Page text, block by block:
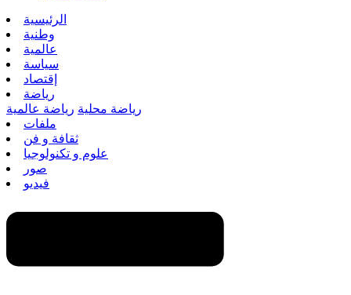
الرئيسية
وطنية
عالمية
سياسة
إقتصاد
رياضة
رياضة محلية رياضة عالمية
ملفات
ثقافة و فن
علوم و تكنولوجيا
صور
فيديو